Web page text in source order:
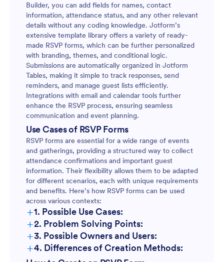
Builder, you can add fields for names, contact
information, attendance status, and any other relevant
details without any coding knowledge. Jotform’s
extensive template library offers a variety of ready-
made RSVP forms, which can be further personalized
with branding, themes, and conditional logic.
Submissions are automatically organized in Jotform
Tables, making it simple to track responses, send
reminders, and manage guest lists efficiently.
Integrations with email and calendar tools further
enhance the RSVP process, ensuring seamless
communication and event planning.
Use Cases of RSVP Forms
RSVP forms are essential for a wide range of events
and gatherings, providing a structured way to collect
attendance confirmations and important guest
information. Their flexibility allows them to be adapted
for different scenarios, each with unique requirements
and benefits. Here’s how RSVP forms can be used
across various contexts:
+1. Possible Use Cases:
+2. Problem Solving Points:
+3. Possible Owners and Users:
+4. Differences of Creation Methods: